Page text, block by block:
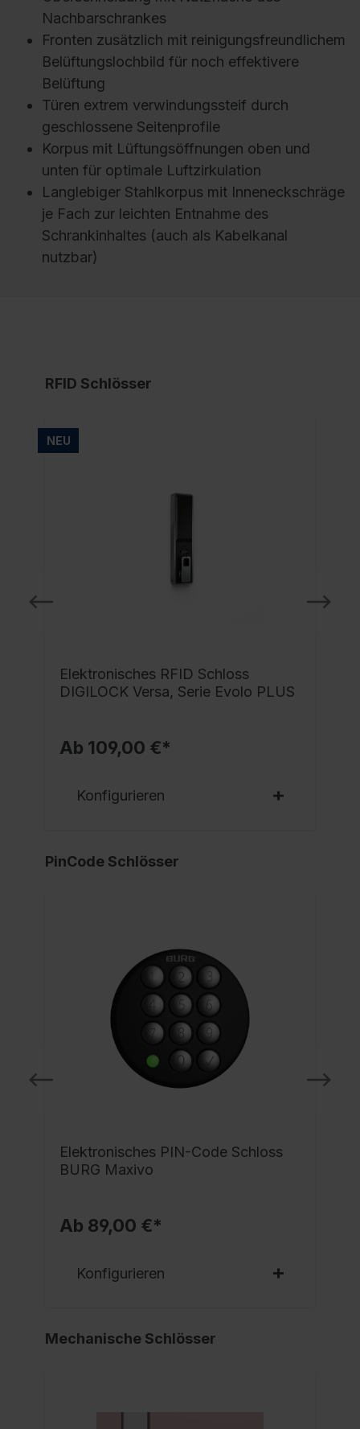
Nachbarschrankes
Fronten zusätzlich mit reinigungsfreundlichem
Belüftungslochbild für noch effektivere
Belüftung
Türen extrem verwindungssteif durch
geschlossene Seitenprofile
Korpus mit Lüftungsöffnungen oben und
unten für optimale Luftzirkulation
Langlebiger Stahlkorpus mit Inneneckschräge
je Fach zur leichten Entnahme des
Schrankinhaltes (auch als Kabelkanal
nutzbar)
RFID Schlösser
NEU
Elektronisches RFID Schloss
DIGILOCK Versa, Serie Evolo PLUS
Ab 109,00 €*
Konfigurieren
PinCode Schlösser
Elektronisches PIN-Code Schloss
BURG Maxivo
Ab 89,00 €*
Konfigurieren
Mechanische Schlösser